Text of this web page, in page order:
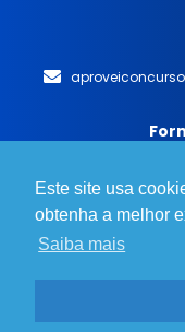
Este site usa
obtenha a melhor
Saiba mais
© 2025 Aprovei